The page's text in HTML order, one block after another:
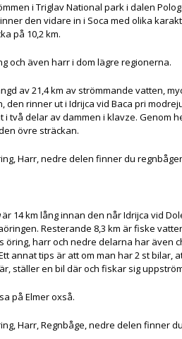
i Triglav National park i dalen
den vidare in i Soca med olika
på 10,2 km.
och även harr i dom lägre regionerna.
av 21,4 km av strömmande vatten,
den rinner ut i Idrijca vid Baca pri
två delar av dammen i klavze. Genom
övre sträckan.
Harr, nedre delen finner du
är 14 km lång innan den når Idrijca vid
Resterande 8,3 km är fiske
öring, harr och nedre delarna har även
annat tips är att om man har 2 st
ställer en bil där och fiskar sig
på Elmer oxså.
Harr, Regnbåge, nedre delen finner